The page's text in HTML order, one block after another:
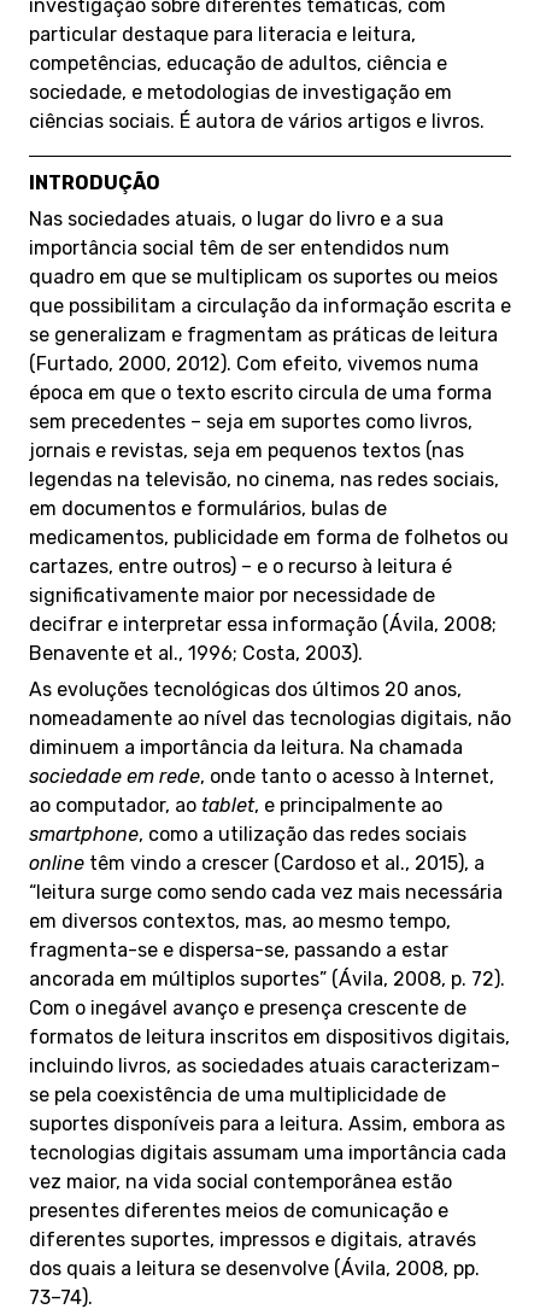
investigação sobre diferentes temáticas, com
particular destaque para literacia e leitura,
competências, educação de adultos, ciência e
sociedade, e metodologias de investigação em
ciências sociais. É autora de vários artigos e livros.
INTRODUÇÃO
Nas sociedades atuais, o lugar do livro e a sua
importância social têm de ser entendidos num
quadro em que se multiplicam os suportes ou meios
que possibilitam a circulação da informação escrita e
se generalizam e fragmentam as práticas de leitura
(Furtado, 2000, 2012). Com efeito, vivemos numa
época em que o texto escrito circula de uma forma
sem precedentes – seja em suportes como livros,
jornais e revistas, seja em pequenos textos (nas
legendas na televisão, no cinema, nas redes sociais,
em documentos e formulários, bulas de
medicamentos, publicidade em forma de folhetos ou
cartazes, entre outros) – e o recurso à leitura é
significativamente maior por necessidade de
decifrar e interpretar essa informação (Ávila, 2008;
Benavente et al., 1996; Costa, 2003).
As evoluções tecnológicas dos últimos 20 anos,
nomeadamente ao nível das tecnologias digitais, não
diminuem a importância da leitura. Na chamada
sociedade em rede, onde tanto o acesso à Internet,
ao computador, ao tablet, e principalmente ao
smartphone, como a utilização das redes sociais
online têm vindo a crescer (Cardoso et al., 2015), a
“leitura surge como sendo cada vez mais necessária
em diversos contextos, mas, ao mesmo tempo,
fragmenta-se e dispersa-se, passando a estar
ancorada em múltiplos suportes” (Ávila, 2008, p. 72).
Com o inegável avanço e presença crescente de
formatos de leitura inscritos em dispositivos digitais,
incluindo livros, as sociedades atuais caracterizam-
se pela coexistência de uma multiplicidade de
suportes disponíveis para a leitura. Assim, embora as
tecnologias digitais assumam uma importância cada
vez maior, na vida social contemporânea estão
presentes diferentes meios de comunicação e
diferentes suportes, impressos e digitais, através
dos quais a leitura se desenvolve (Ávila, 2008, pp.
73–74).